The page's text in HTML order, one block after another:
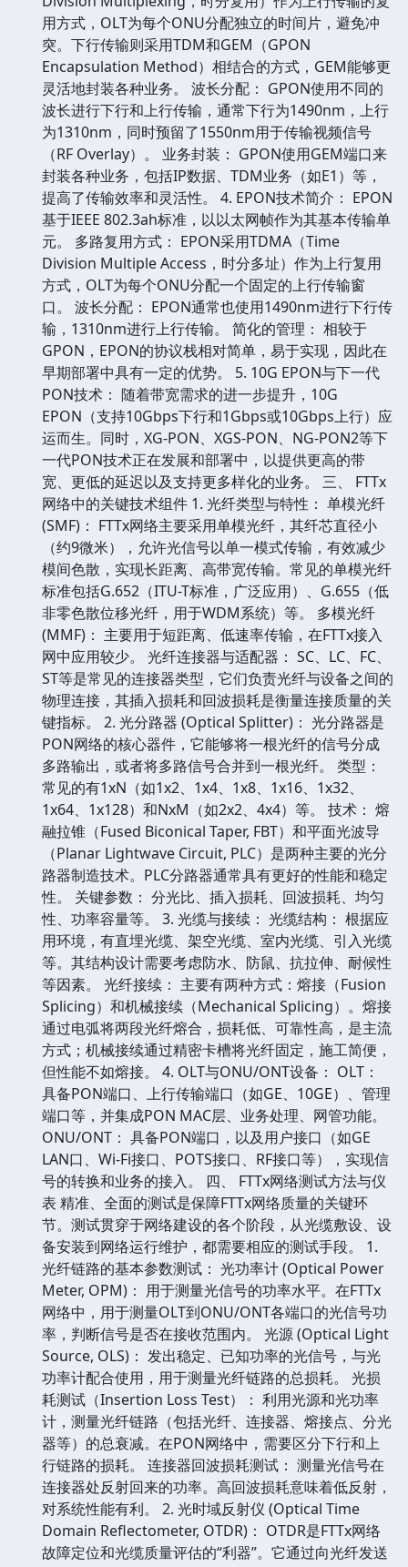
用方式，OLT为每个ONU分配独立的时间片，避免冲
突。下行传输则采用TDM和GEM（GPON
Encapsulation Method）相结合的方式，GEM能够更
灵活地封装各种业务。 波长分配： GPON使用不同的
波长进行下行和上行传输，通常下行为1490nm，上行
为1310nm，同时预留了1550nm用于传输视频信号
（RF Overlay）。 业务封装： GPON使用GEM端口来
封装各种业务，包括IP数据、TDM业务（如E1）等，
提高了传输效率和灵活性。 4. EPON技术简介： EPON
基于IEEE 802.3ah标准，以以太网帧作为其基本传输单
元。 多路复用方式： EPON采用TDMA（Time
Division Multiple Access，时分多址）作为上行复用
方式，OLT为每个ONU分配一个固定的上行传输窗
口。 波长分配： EPON通常也使用1490nm进行下行传
输，1310nm进行上行传输。 简化的管理： 相较于
GPON，EPON的协议栈相对简单，易于实现，因此在
早期部署中具有一定的优势。 5. 10G EPON与下一代
PON技术： 随着带宽需求的进一步提升，10G
EPON（支持10Gbps下行和1Gbps或10Gbps上行）应
运而生。同时，XG-PON、XGS-PON、NG-PON2等下
一代PON技术正在发展和部署中，以提供更高的带
宽、更低的延迟以及支持更多样化的业务。 三、 FTTx
网络中的关键技术组件 1. 光纤类型与特性： 单模光纤
(SMF)： FTTx网络主要采用单模光纤，其纤芯直径小
（约9微米），允许光信号以单一模式传输，有效减少
模间色散，实现长距离、高带宽传输。常见的单模光纤
标准包括G.652（ITU-T标准，广泛应用）、G.655（低
非零色散位移光纤，用于WDM系统）等。 多模光纤
(MMF)： 主要用于短距离、低速率传输，在FTTx接入
网中应用较少。 光纤连接器与适配器： SC、LC、FC、
ST等是常见的连接器类型，它们负责光纤与设备之间的
物理连接，其插入损耗和回波损耗是衡量连接质量的关
键指标。 2. 光分路器 (Optical Splitter)： 光分路器是
PON网络的核心器件，它能够将一根光纤的信号分成
多路输出，或者将多路信号合并到一根光纤。 类型：
常见的有1xN（如1x2、1x4、1x8、1x16、1x32、
1x64、1x128）和NxM（如2x2、4x4）等。 技术： 熔
融拉锥（Fused Biconical Taper, FBT）和平面光波导
（Planar Lightwave Circuit, PLC）是两种主要的光分
路器制造技术。PLC分路器通常具有更好的性能和稳定
性。 关键参数： 分光比、插入损耗、回波损耗、均匀
性、功率容量等。 3. 光缆与接续： 光缆结构： 根据应
用环境，有直埋光缆、架空光缆、室内光缆、引入光缆
等。其结构设计需要考虑防水、防鼠、抗拉伸、耐候性
等因素。 光纤接续： 主要有两种方式：熔接（Fusion
Splicing）和机械接续（Mechanical Splicing）。熔接
通过电弧将两段光纤熔合，损耗低、可靠性高，是主流
方式；机械接续通过精密卡槽将光纤固定，施工简便，
但性能不如熔接。 4. OLT与ONU/ONT设备： OLT：
具备PON端口、上行传输端口（如GE、10GE）、管理
端口等，并集成PON MAC层、业务处理、网管功能。
ONU/ONT： 具备PON端口，以及用户接口（如GE
LAN口、Wi-Fi接口、POTS接口、RF接口等），实现信
号的转换和业务的接入。 四、 FTTx网络测试方法与仪
表 精准、全面的测试是保障FTTx网络质量的关键环
节。测试贯穿于网络建设的各个阶段，从光缆敷设、设
备安装到网络运行维护，都需要相应的测试手段。 1.
光纤链路的基本参数测试： 光功率计 (Optical Power
Meter, OPM)： 用于测量光信号的功率水平。在FTTx
网络中，用于测量OLT到ONU/ONT各端口的光信号功
率，判断信号是否在接收范围内。 光源 (Optical Light
Source, OLS)： 发出稳定、已知功率的光信号，与光
功率计配合使用，用于测量光纤链路的总损耗。 光损
耗测试（Insertion Loss Test）： 利用光源和光功率
计，测量光纤链路（包括光纤、连接器、熔接点、分光
器等）的总衰减。在PON网络中，需要区分下行和上
行链路的损耗。 连接器回波损耗测试： 测量光信号在
连接器处反射回来的功率。高回波损耗意味着低反射，
对系统性能有利。 2. 光时域反射仪 (Optical Time
Domain Reflectometer, OTDR)： OTDR是FTTx网络
故障定位和光缆质量评估的“利器”。它通过向光纤发送